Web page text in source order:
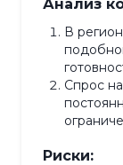
Анализ
В
Спрос
Риски: